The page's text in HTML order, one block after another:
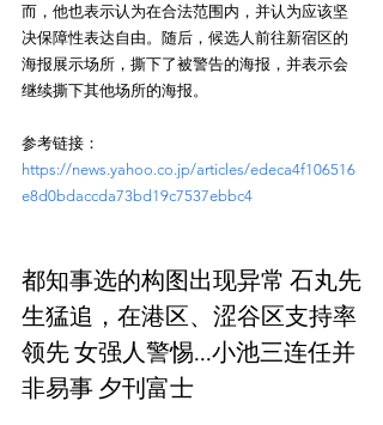
而，他也表示认为在合法范围内，并认为应该坚
决保障性表达自由。随后，候选人前往新宿区的
海报展示场所，撕下了被警告的海报，并表示会
继续撕下其他场所的海报。
参考链接：
https://news.yahoo.co.jp/articles/edeca4f106516
e8d0bdaccda73bd19c7537ebbc4
都知事选的构图出现异常 石丸先
生猛追，在港区、涩谷区支持率
领先 女强人警惕...小池三连任并
非易事 夕刊富士